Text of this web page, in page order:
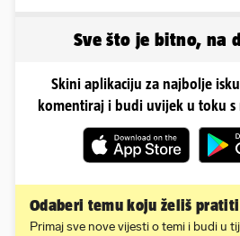
Sve što je bitno, na
Skini aplikaciju za najbolje
komentiraj i budi uvijek u toku
Odaberi temu koju želiš pratiti
Primaj sve nove vijesti o temi i budi u